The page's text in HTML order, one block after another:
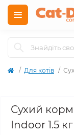
Для котів
Сухий корм
Indoor 1.5 кг